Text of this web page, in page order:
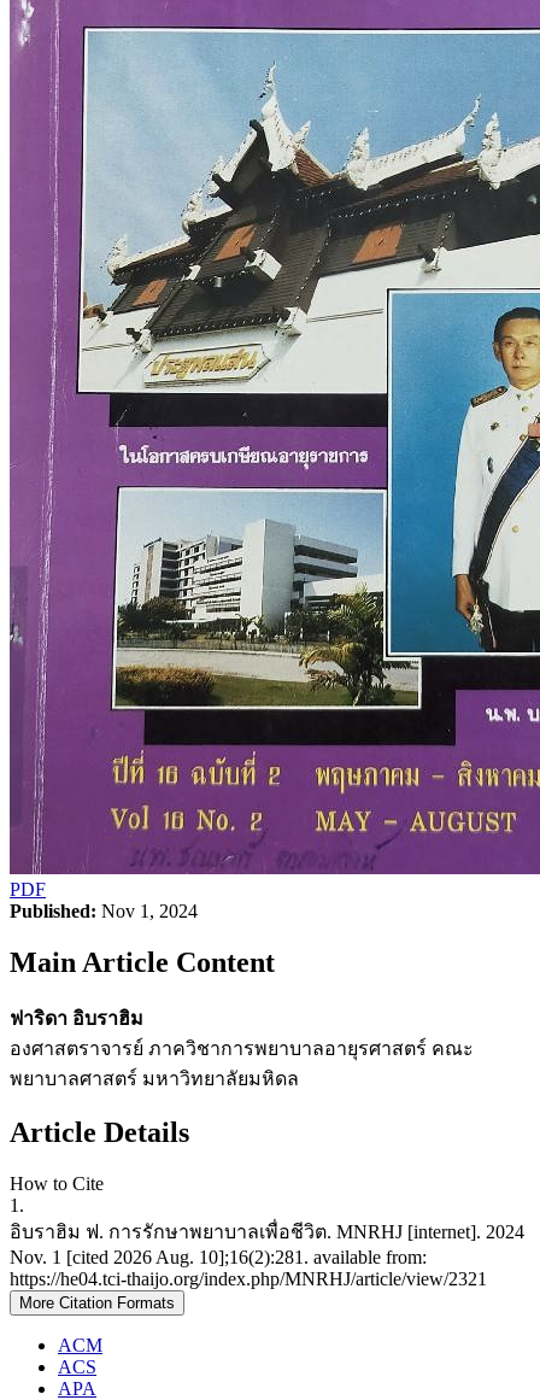
PDF
Published: Nov 1, 2024
Main Article Content
ฟาริดา อิบราฮิม
องศาสตราจารย์ ภาควิชาการพยาบาลอายุรศาสตร์ คณะ
พยาบาลศาสตร์ มหาวิทยาลัยมหิดล
Article Details
How to Cite
1.
อิบราฮิม ฟ. การรักษาพยาบาลเพื่อชีวิต. MNRHJ [internet]. 2024
Nov. 1 [cited 2026 Aug. 10];16(2):281. available from:
https://he04.tci-thaijo.org/index.php/MNRHJ/article/view/2321
More Citation Formats
ACM
ACS
APA